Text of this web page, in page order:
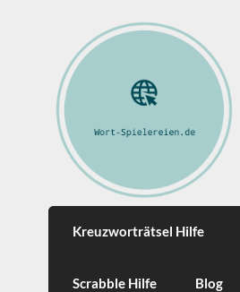
Kreuzworträtsel Hilfe
Scrabble Hilfe Blog